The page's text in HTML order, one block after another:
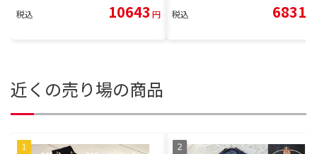
税込 10643 円 税込 6831
近くの売り場の商品